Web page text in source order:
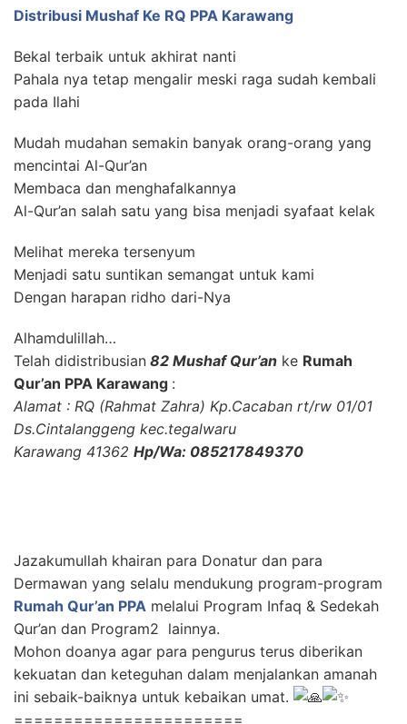
Distribusi Mushaf Ke RQ PPA Karawang
Bekal terbaik untuk akhirat nanti
Pahala nya tetap mengalir meski raga sudah kembali
pada Ilahi
Mudah mudahan semakin banyak orang-orang yang
mencintai Al-Qur’an
Membaca dan menghafalkannya
Al-Qur’an salah satu yang bisa menjadi syafaat kelak
Melihat mereka tersenyum
Menjadi satu suntikan semangat untuk kami
Dengan harapan ridho dari-Nya
Alhamdulillah…
Telah didistribusian 82 Mushaf Qur’an ke Rumah
Qur’an PPA Karawang :
Alamat : RQ (Rahmat Zahra) Kp.Cacaban rt/rw 01/01
Ds.Cintalanggeng kec.tegalwaru
Karawang 41362 Hp/Wa: 085217849370
Jazakumullah khairan para Donatur dan para
Dermawan yang selalu mendukung program-program
Rumah Qur’an PPA melalui Program Infaq & Sedekah
Qur’an dan Program2 lainnya.
Mohon doanya agar para pengurus terus diberikan
kekuatan dan keteguhan dalam menjalankan amanah
ini sebaik-baiknya untuk kebaikan umat.
=======================